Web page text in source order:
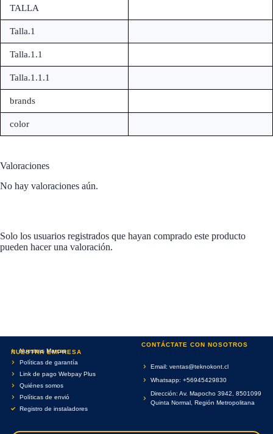
TALLA
Talla.1
Talla.1.1
Talla.1.1.1
brands
color
Valoraciones
No hay valoraciones aún.
Solo los usuarios registrados que hayan comprado este producto
pueden hacer una valoración.
NUESTRA EMPRESA
Nuestras Marcas
Políticas de garantía
Link de pago Webpay Plus
Quiénes somos
Políticas de envió
Registro de instaladores
CONTÁCTATE CON NOSOTROS
Email: ventas@teknokont.cl
Whatsapp: +56945429830
Dirección: Av. Mapocho 3942, 8501099
Quinta Normal, Región Metropolitana